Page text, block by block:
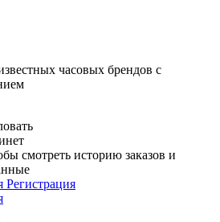
часовых брендов с
смотреть историю заказов и
Регистрация